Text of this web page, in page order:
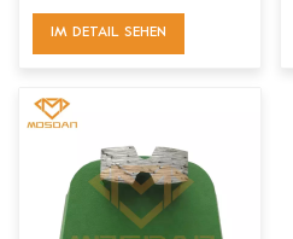
IM DETAIL SEHEN